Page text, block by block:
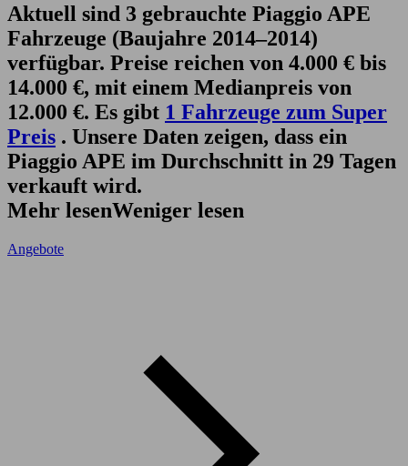
Aktuell sind 3 gebrauchte Piaggio APE
Fahrzeuge (Baujahre 2014–2014)
verfügbar. Preise reichen von 4.000 € bis
14.000 €, mit einem Medianpreis von
12.000 €. Es gibt 1 Fahrzeuge zum Super
Preis . Unsere Daten zeigen, dass ein
Piaggio APE im Durchschnitt in 29 Tagen
verkauft wird.
Mehr lesenWeniger lesen
Angebote